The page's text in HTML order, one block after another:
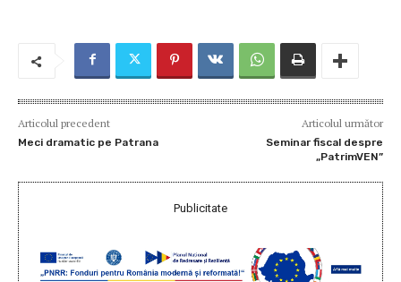
Articolul precedent
Meci dramatic pe Patrana
Articolul următor
Seminar fiscal despre
„PatrimVEN”
Publicitate